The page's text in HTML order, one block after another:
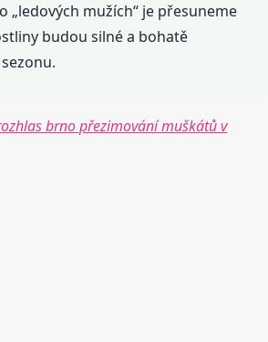
„ledových mužích“ je přesuneme
budou silné a bohatě
brno přezimování muškátů v